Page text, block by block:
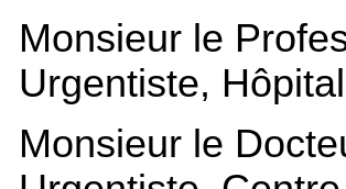
Monsieur le
Urgentiste,
Monsieur le